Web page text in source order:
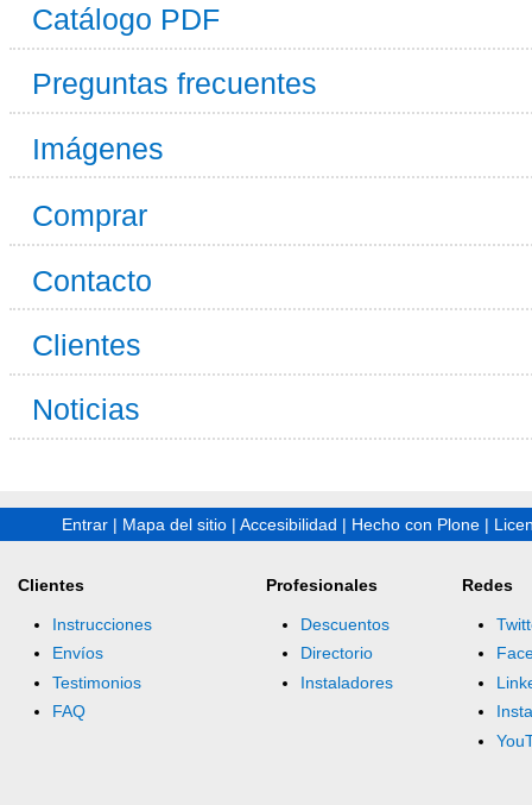
Catálogo PDF
Preguntas frecuentes
Imágenes
Comprar
Contacto
Clientes
Noticias
Entrar | Mapa del sitio | Accesibilidad | Hecho con Plone |
Clientes
Instrucciones
Envíos
Testimonios
FAQ
Profesionales
Descuentos
Directorio
Instaladores
Redes